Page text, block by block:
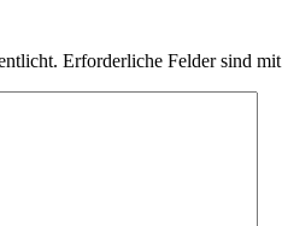
Erforderliche Felder sind mit